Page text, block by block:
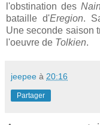
l'obstination des
bataille d'Eregion.
Une seconde saison
l'oeuvre de Tolkien.
jeepee à 20:16
Partager